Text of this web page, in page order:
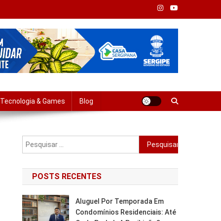
Tecnologia & Games Blog
Pesquisar
por:
POSTS RECENTES
Aluguel Por Temporada Em
Condomínios Residenciais: Até